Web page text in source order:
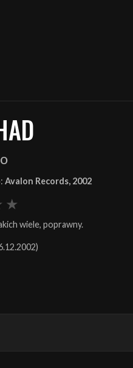
Avalon Records, 2002
wiele, poprawny.